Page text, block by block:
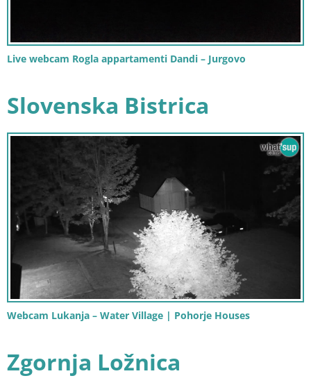
Live webcam Rogla appartamenti Dandi – Jurgovo
Slovenska Bistrica
Webcam Lukanja – Water Village | Pohorje Houses
Zgornja Ložnica